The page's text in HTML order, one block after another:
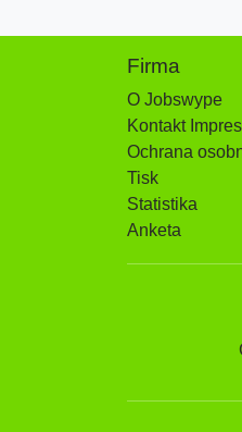
Firma
O Jobswype
Kontakt
Ochrana
Tisk
Statistika
Anketa